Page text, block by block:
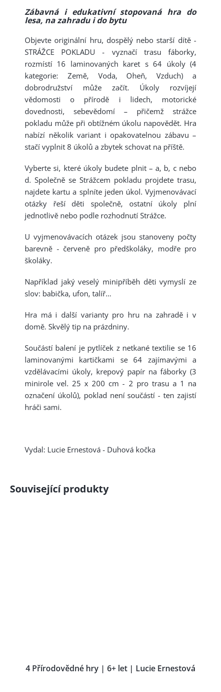
Zábavná i edukativní stopovaná hra do
lesa, na zahradu i do bytu
Objevte originální hru, dospělý nebo starší dítě -
STRÁŽCE POKLADU - vyznačí trasu fáborky,
rozmístí 16 laminovaných karet s 64 úkoly (4
kategorie: Země, Voda, Oheň, Vzduch) a
dobrodružství může začít. Úkoly rozvíjejí
vědomosti o přírodě i lidech, motorické
dovednosti, sebevědomí – přičemž strážce
pokladu může při obtížném úkolu napovědět. Hra
nabízí několik variant i opakovatelnou zábavu –
stačí vyplnit 8 úkolů a zbytek schovat na příště.
Vyberte si, které úkoly budete plnit – a, b, c nebo
d. Společně se Strážcem pokladu projdete trasu,
najdete kartu a splníte jeden úkol. Vyjmenovávací
otázky řeší děti společně, ostatní úkoly plní
jednotlivě nebo podle rozhodnutí Strážce.
U vyjmenovávacích otázek jsou stanoveny počty
barevně - červeně pro předškoláky, modře pro
školáky.
Například jaký veselý minipříběh děti vymyslí ze
slov: babička, ufon, talíř…
Hra má i další varianty pro hru na zahradě i v
domě. Skvělý tip na prázdniny.
Součástí balení je pytlíček z netkané textilie se 16
laminovanými kartičkami se 64 zajímavými a
vzdělávacími úkoly, krepový papír na fáborky (3
minirole vel. 25 x 200 cm - 2 pro trasu a 1 na
označení úkolů), poklad není součástí - ten zajistí
hráči sami.
Vydal: Lucie Ernestová - Duhová kočka
Související produkty
4 Přírodovědné hry | 6+ let | Lucie Ernestová